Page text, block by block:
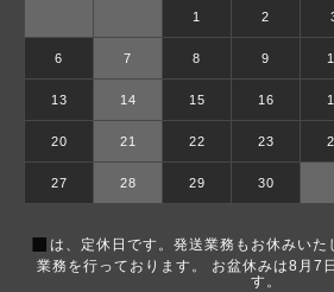
1 2
6 7 8 9
13 14 15 16
20 21 22 23
27 28 29 30
■ は、定休日です。発送業務もお休みいた
業務を行っております。 お盆休みは8月7
す。